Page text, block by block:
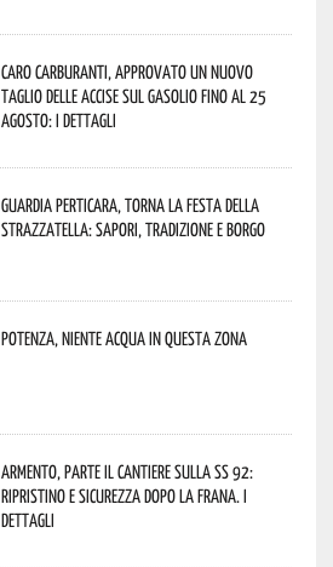
Caro carburanti, approvato un nuovo
taglio delle accise sul gasolio fino al 25
agosto: i dettagli
Guardia Perticara, torna la Festa della
Strazzatella: sapori, tradizione e borgo
Potenza, niente acqua in questa zona
Armento, parte il cantiere sulla SS 92:
ripristino e sicurezza dopo la frana. I
dettagli